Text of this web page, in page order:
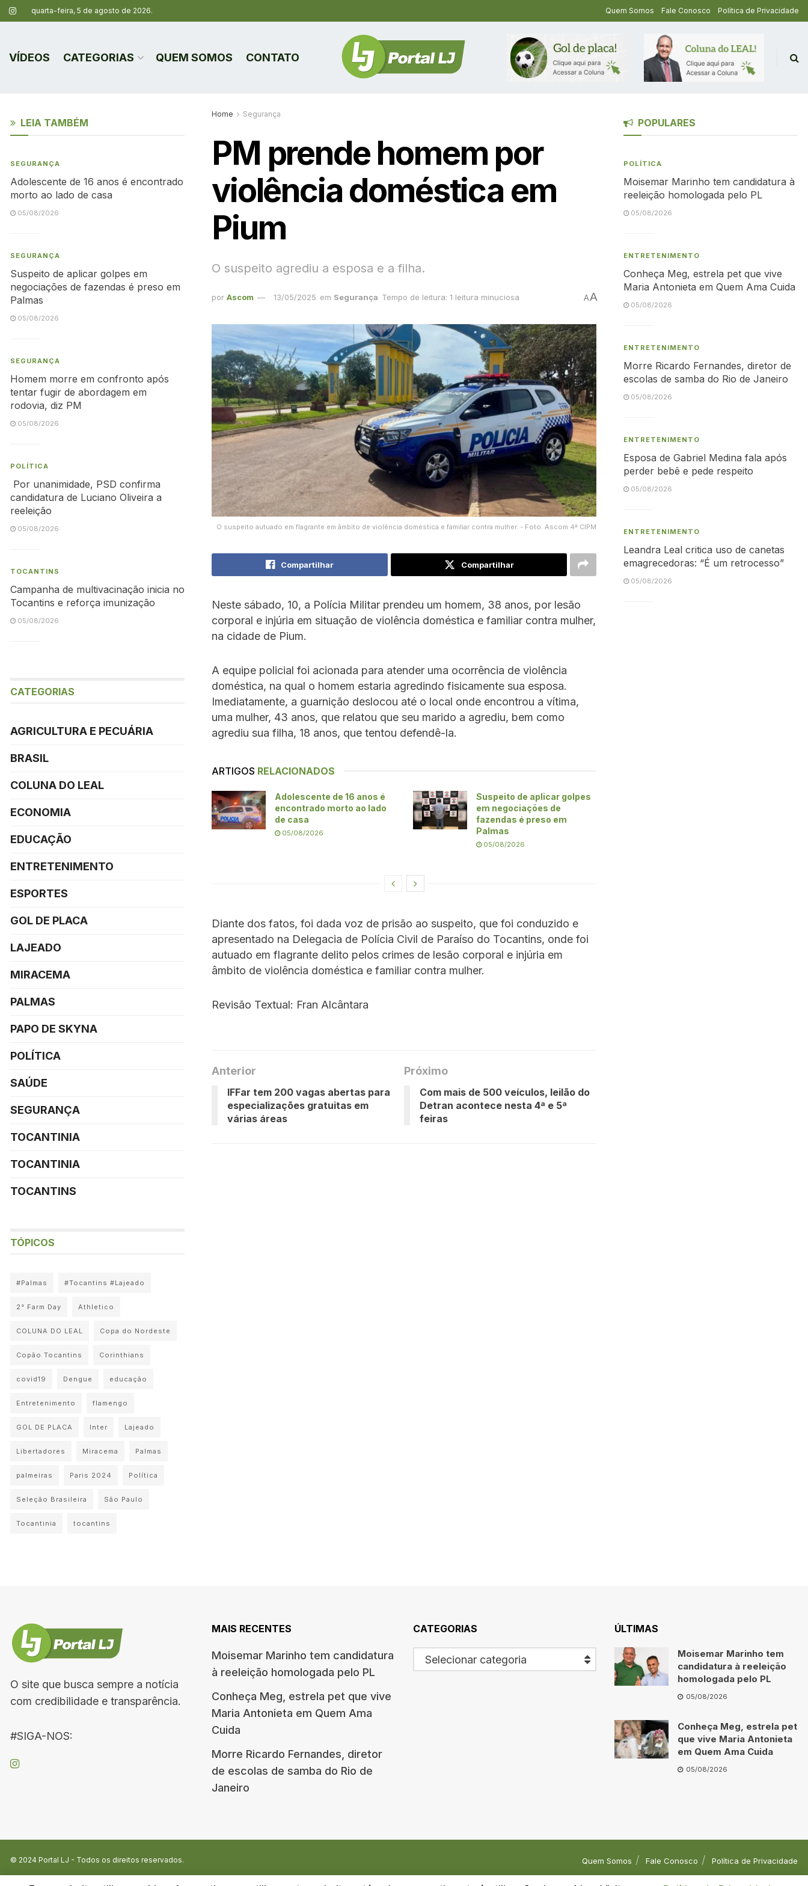
quarta-feira, 5 de agosto de 2026. Quem Somos Fale Conosco Política de Privacidade
VÍDEOS CATEGORIAS QUEM SOMOS CONTATO
Home Segurança
PM prende homem por
violência doméstica em
Pium
O suspeito agrediu a esposa e a filha.
por Ascom 13/05/2025 em Segurança Tempo de leitura: 1 leitura minuciosa AA
O suspeito autuado em flagrante em âmbito de violência doméstica e familiar contra mulher. - Foto: Ascom 4ª CIPM
Compartilhar Compartilhar
Neste sábado, 10, a Polícia Militar prendeu um homem, 38 anos, por lesão
corporal e injúria em situação de violência doméstica e familiar contra mulher,
na cidade de Pium.
A equipe policial foi acionada para atender uma ocorrência de violência
doméstica, na qual o homem estaria agredindo fisicamente sua esposa.
Imediatamente, a guarnição deslocou até o local onde encontrou a vítima,
uma mulher, 43 anos, que relatou que seu marido a agrediu, bem como
agrediu sua filha, 18 anos, que tentou defendê-la.
ARTIGOS RELACIONADOS
Adolescente de 16 anos é
encontrado morto ao lado
de casa
05/08/2026
Suspeito de aplicar golpes
em negociações de
fazendas é preso em
Palmas
05/08/2026
Diante dos fatos, foi dada voz de prisão ao suspeito, que foi conduzido e
apresentado na Delegacia de Polícia Civil de Paraíso do Tocantins, onde foi
autuado em flagrante delito pelos crimes de lesão corporal e injúria em
âmbito de violência doméstica e familiar contra mulher.
Revisão Textual: Fran Alcântara
Anterior
IFFar tem 200 vagas abertas para
especializações gratuitas em
várias áreas
Próximo
Com mais de 500 veículos, leilão do
Detran acontece nesta 4ª e 5ª
feiras
LEIA TAMBÉM
SEGURANÇA
Adolescente de 16 anos é encontrado
morto ao lado de casa
05/08/2026
SEGURANÇA
Suspeito de aplicar golpes em
negociações de fazendas é preso em
Palmas
05/08/2026
SEGURANÇA
Homem morre em confronto após
tentar fugir de abordagem em
rodovia, diz PM
05/08/2026
POLÍTICA
Por unanimidade, PSD confirma
candidatura de Luciano Oliveira a
reeleição
05/08/2026
TOCANTINS
Campanha de multivacinação inicia no
Tocantins e reforça imunização
05/08/2026
CATEGORIAS
AGRICULTURA E PECUÁRIA
BRASIL
COLUNA DO LEAL
ECONOMIA
EDUCAÇÃO
ENTRETENIMENTO
ESPORTES
GOL DE PLACA
LAJEADO
MIRACEMA
PALMAS
PAPO DE SKYNA
POLÍTICA
SAÚDE
SEGURANÇA
TOCANTINIA
TOCANTINIA
TOCANTINS
TÓPICOS
#Palmas #Tocantins #Lajeado
2° Farm Day Athletico
COLUNA DO LEAL Copa do Nordeste
Copão Tocantins Corinthians
covid19 Dengue educação
Entretenimento flamengo
GOL DE PLACA Inter Lajeado
Libertadores Miracema Palmas
palmeiras Paris 2024 Política
Seleção Brasileira São Paulo
Tocantinia tocantins
POPULARES
POLÍTICA
Moisemar Marinho tem candidatura à
reeleição homologada pelo PL
05/08/2026
ENTRETENIMENTO
Conheça Meg, estrela pet que vive
Maria Antonieta em Quem Ama Cuida
05/08/2026
ENTRETENIMENTO
Morre Ricardo Fernandes, diretor de
escolas de samba do Rio de Janeiro
05/08/2026
ENTRETENIMENTO
Esposa de Gabriel Medina fala após
perder bebê e pede respeito
05/08/2026
ENTRETENIMENTO
Leandra Leal critica uso de canetas
emagrecedoras: “É um retrocesso”
05/08/2026
O site que busca sempre a notícia
com credibilidade e transparência.
#SIGA-NOS:
MAIS RECENTES
Moisemar Marinho tem candidatura
à reeleição homologada pelo PL
Conheça Meg, estrela pet que vive
Maria Antonieta em Quem Ama
Cuida
Morre Ricardo Fernandes, diretor
de escolas de samba do Rio de
Janeiro
CATEGORIAS
Selecionar categoria
ÚLTIMAS
Moisemar Marinho tem
candidatura à reeleição
homologada pelo PL
05/08/2026
Conheça Meg, estrela pet
que vive Maria Antonieta
em Quem Ama Cuida
05/08/2026
Quem Somos Fale Conosco Política de Privacidade
© 2024 Portal LJ - Todos os direitos reservados.